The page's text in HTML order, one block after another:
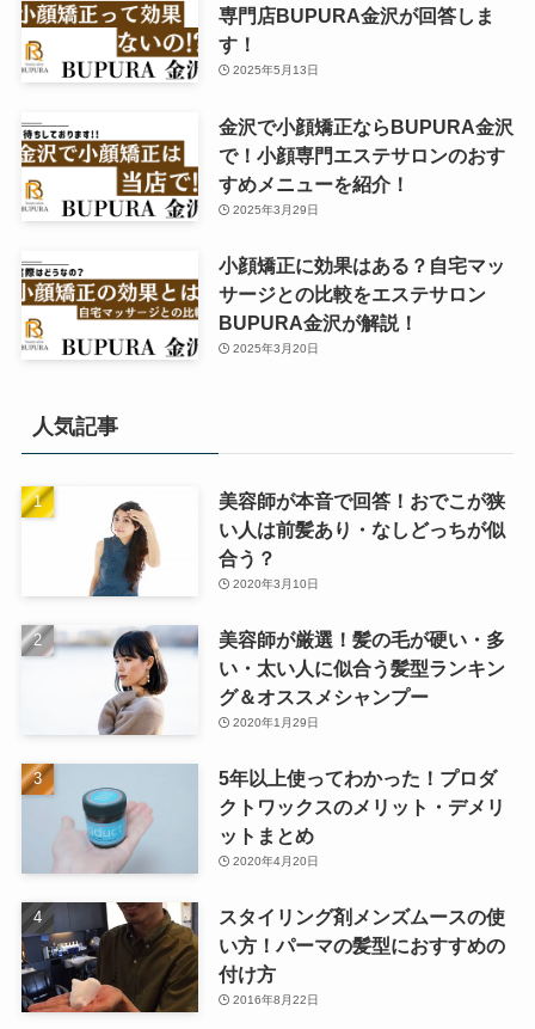
専門店BUPURA金沢が回答しま
す！
2025年5月13日
金沢で小顔矯正ならBUPURA金沢
で！小顔専門エステサロンのおす
すめメニューを紹介！
2025年3月29日
小顔矯正に効果はある？自宅マッ
サージとの比較をエステサロン
BUPURA金沢が解説！
2025年3月20日
人気記事
美容師が本音で回答！おでこが狭
い人は前髪あり・なしどっちが似
合う？
2020年3月10日
美容師が厳選！髪の毛が硬い・多
い・太い人に似合う髪型ランキン
グ＆オススメシャンプー
2020年1月29日
5年以上使ってわかった！プロダ
クトワックスのメリット・デメリ
ットまとめ
2020年4月20日
スタイリング剤メンズムースの使
い方！パーマの髪型におすすめの
付け方
2016年8月22日